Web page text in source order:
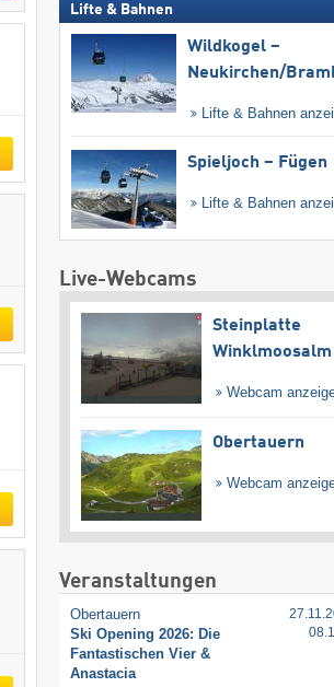
Lifte & Bahnen
Wildkogel –
Neukirchen/​
Lifte & Bahnen
Spieljoch – Fügen
Lifte & Bahnen
Live-Webcams
Steinplatte
Winklmoosalm
Webcam
Obertauern
Webcam
Veranstaltungen
Obertauern
Ski Opening 2026: Die
Fantastischen Vier &
Anastacia